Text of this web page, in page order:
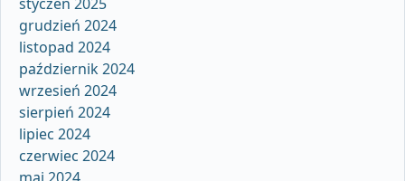
grudzień 2024
listopad 2024
październik 2024
wrzesień 2024
sierpień 2024
lipiec 2024
czerwiec 2024